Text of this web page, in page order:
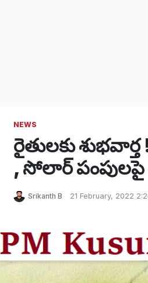
NEWS
రైతులకు
, సోలార్ పంపులపై
Srikanth B 21 February, 2022